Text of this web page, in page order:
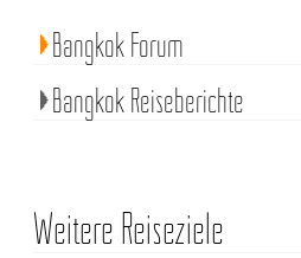
Bangkok Forum
Bangkok Reiseberichte
Weitere Reiseziele